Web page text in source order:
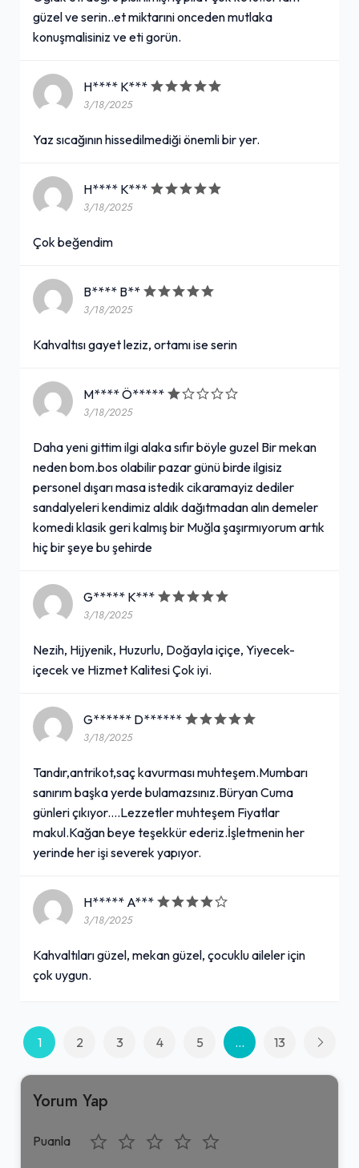
güzel ve serin..et miktarıni onceden mutlaka
konuşmalisiniz ve eti gorün.
H**** K***
3/18/2025
Yaz sıcağının hissedilmediği önemli bir yer.
H**** K***
3/18/2025
Çok beğendim
B**** B**
3/18/2025
Kahvaltısı gayet leziz, ortamı ise serin
M**** Ö*****
3/18/2025
Daha yeni gittim ilgi alaka sıfır böyle guzel Bir mekan
neden bom.bos olabilir pazar günü birde ilgisiz
personel dışarı masa istedik cikaramayiz dediler
sandalyeleri kendimiz aldık dağıtmadan alın demeler
komedi klasik geri kalmış bir Muğla şaşırmıyorum artık
hiç bir şeye bu şehirde
G***** K***
3/18/2025
Nezih, Hijyenik, Huzurlu, Doğayla içiçe, Yiyecek-
içecek ve Hizmet Kalitesi Çok iyi.
G****** D******
3/18/2025
Tandır,antrikot,saç kavurması muhteşem.Mumbarı
sanırım başka yerde bulamazsınız.Büryan Cuma
günleri çıkıyor....Lezzetler muhteşem Fiyatlar
makul.Kağan beye teşekkür ederiz.İşletmenin her
yerinde her işi severek yapıyor.
H***** A***
3/18/2025
Kahvaltıları güzel, mekan güzel, çocuklu aileler için
çok uygun.
1 2 3 4 5 ... 13
Yorum Yap
Puanla